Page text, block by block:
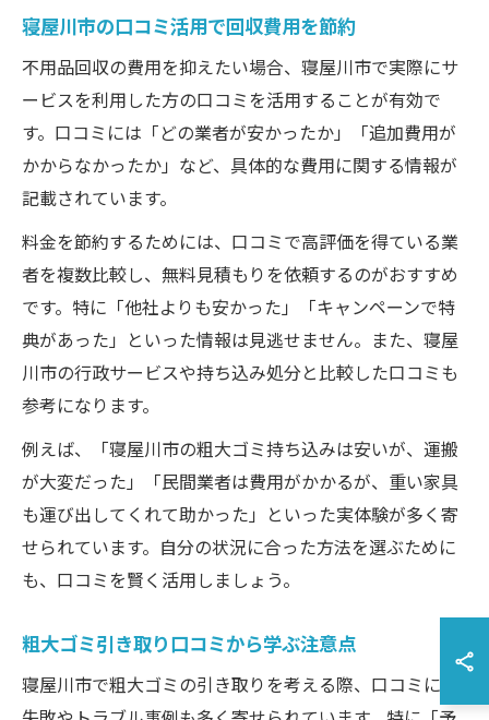
寝屋川市の口コミ活用で回収費用を節約
不用品回収の費用を抑えたい場合、寝屋川市で実際にサ
ービスを利用した方の口コミを活用することが有効で
す。口コミには「どの業者が安かったか」「追加費用が
かからなかったか」など、具体的な費用に関する情報が
記載されています。
料金を節約するためには、口コミで高評価を得ている業
者を複数比較し、無料見積もりを依頼するのがおすすめ
です。特に「他社よりも安かった」「キャンペーンで特
典があった」といった情報は見逃せません。また、寝屋
川市の行政サービスや持ち込み処分と比較した口コミも
参考になります。
例えば、「寝屋川市の粗大ゴミ持ち込みは安いが、運搬
が大変だった」「民間業者は費用がかかるが、重い家具
も運び出してくれて助かった」といった実体験が多く寄
せられています。自分の状況に合った方法を選ぶために
も、口コミを賢く活用しましょう。
粗大ゴミ引き取り口コミから学ぶ注意点
寝屋川市で粗大ゴミの引き取りを考える際、口コミには